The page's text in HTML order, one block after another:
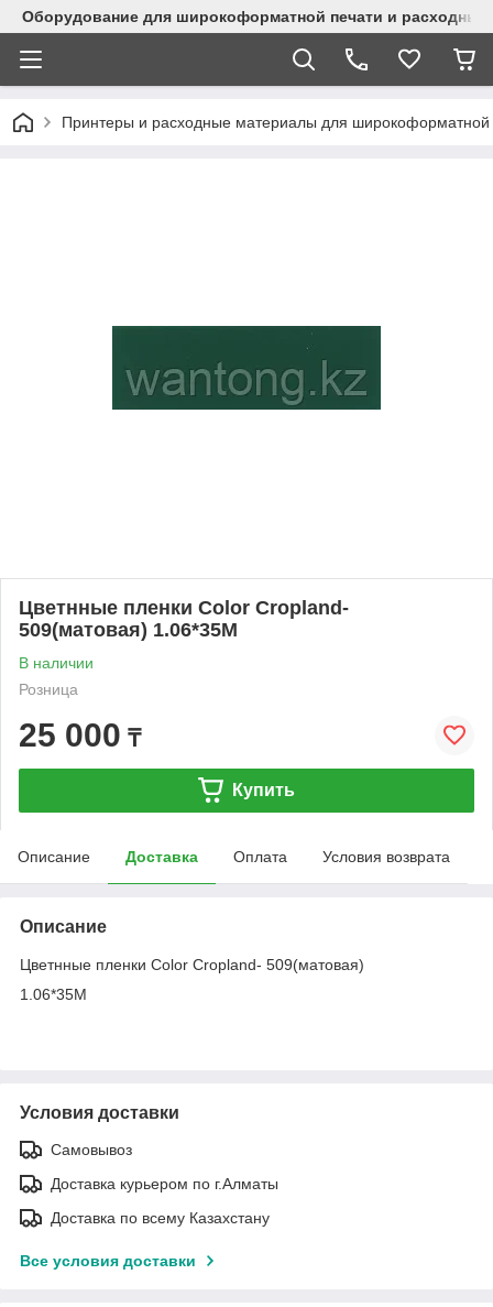
Оборудование для широкоформатной печати и
Принтеры и расходные материалы для широкоформатной
Цветнные пленки Color Cropland-
509(матовая) 1.06*35M
В наличии
Розница
25 000 ₸
Купить
Описание Доставка Оплата Условия возврата
Описание
Цветнные пленки Color Cropland- 509(матовая)
1.06*35M
Условия доставки
Самовывоз
Доставка курьером по г.Алматы
Доставка по всему Казахстану
Все условия доставки